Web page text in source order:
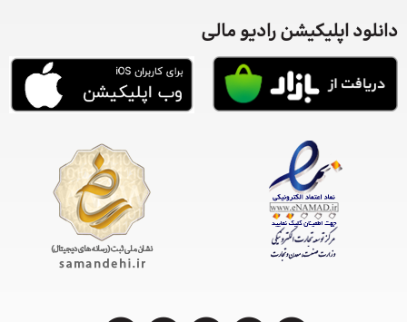
دانلود اپلیکیشن رادیو مالی